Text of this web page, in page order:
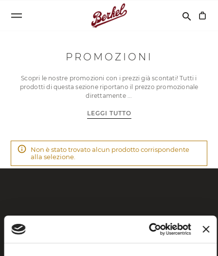
Cerca
search
PROMOZIONI
Scopri le nostre promozioni con i prezzi già scontati! Tutti i
prodotti di questa sezione riportano il prezzo promozionale
direttamente
LEGGI TUTTO
Non è stato trovato alcun prodotto corrispondente
alla selezione.